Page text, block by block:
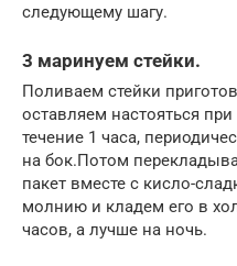
следующему шагу.
3 маринуем стейки.
Поливаем стейки
оставляем настояться
течение 1 часа,
на бок.Потом
пакет вместе с кисло-
молнию и кладем его в
часов, а лучше на ночь.